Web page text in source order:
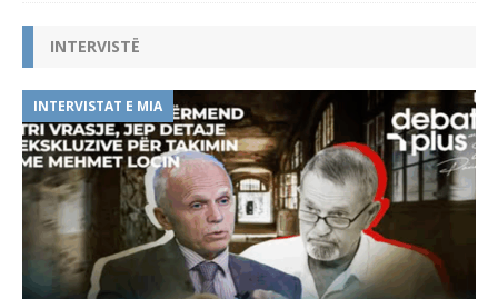
INTERVISTË
INTERVISTAT E MIA